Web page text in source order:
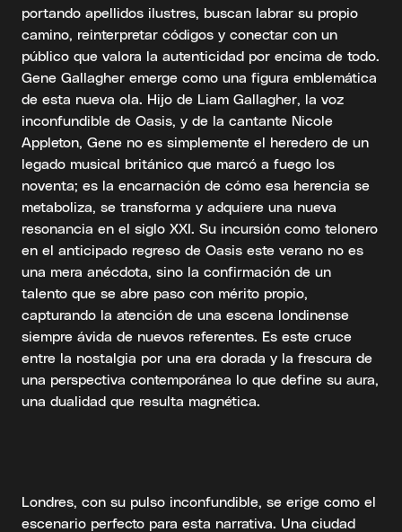
portando apellidos ilustres, buscan labrar su propio
camino, reinterpretar códigos y conectar con un
público que valora la autenticidad por encima de todo.
Gene Gallagher emerge como una figura emblemática
de esta nueva ola. Hijo de Liam Gallagher, la voz
inconfundible de Oasis, y de la cantante Nicole
Appleton, Gene no es simplemente el heredero de un
legado musical británico que marcó a fuego los
noventa; es la encarnación de cómo esa herencia se
metaboliza, se transforma y adquiere una nueva
resonancia en el siglo XXI. Su incursión como telonero
en el anticipado regreso de Oasis este verano no es
una mera anécdota, sino la confirmación de un
talento que se abre paso con mérito propio,
capturando la atención de una escena londinense
siempre ávida de nuevos referentes. Es este cruce
entre la nostalgia por una era dorada y la frescura de
una perspectiva contemporánea lo que define su aura,
una dualidad que resulta magnética.
Londres, con su pulso inconfundible, se erige como el
escenario perfecto para esta narrativa. Una ciudad